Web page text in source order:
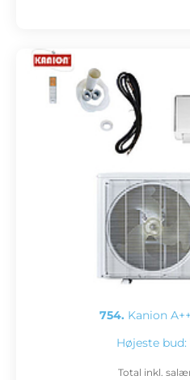
754. Kanion
Højeste bud:
Total inkl.